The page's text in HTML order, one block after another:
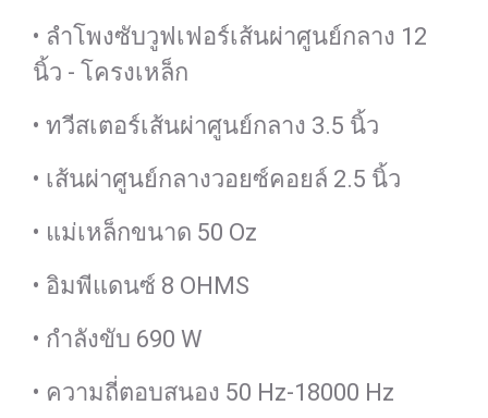
• ลำโพงซับวูฟเฟอร์เส้นผ่าศูนย์กลาง 12
นิ้ว - โครงเหล็ก
• ทวีสเตอร์เส้นผ่าศูนย์กลาง 3.5 นิ้ว
• เส้นผ่าศูนย์กลางวอยซ์คอยล์ 2.5 นิ้ว
• แม่เหล็กขนาด 50 Oz
• อิมพีแดนซ์ 8 OHMS
• กำลังขับ 690 W
• ความถี่ตอบสนอง 50 Hz-18000 Hz